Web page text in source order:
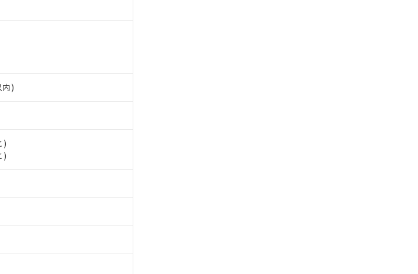
)
)
)
利用に関して"
の「1.共同利用者の範囲」に記載されて
きます。
、過去に遡って非含有を証明するものではありません。
対応では、対応完了までの期間は出荷製品に未対応品が
ました。